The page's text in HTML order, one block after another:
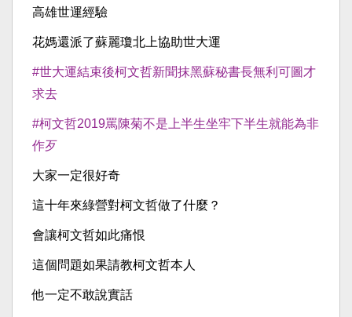
高雄世運經驗
花媽還派了蘇麗瓊北上協助世大運
#世大運結束後柯文哲新聞抹黑蘇秘書長無利可圖才
求去
#柯文哲2019罵陳菊不是上半生坐牢下半生就能為非
作歹
大家一定很好奇
這十年來綠營對柯文哲做了什麼？
會讓柯文哲如此痛恨
這個問題如果請教柯文哲本人
他一定不敢說實話